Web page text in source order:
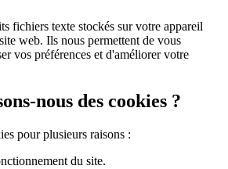
fichiers texte stockés sur votre appareil
web. Ils nous permettent de vous
vos préférences et d'améliorer votre
nous des cookies ?
pour plusieurs raisons :
du site.